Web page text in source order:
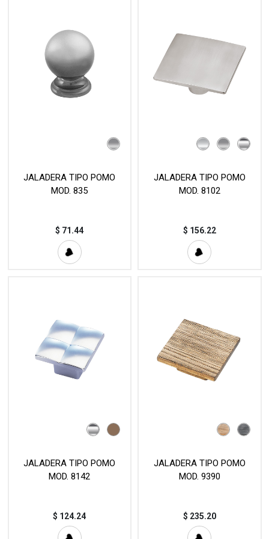
JALADERA TIPO POMO
MOD. 835
$ 71.44
JALADERA TIPO POMO
MOD. 8102
$ 156.22
JALADERA TIPO POMO
MOD. 8142
$ 124.24
JALADERA TIPO POMO
MOD. 9390
$ 235.20